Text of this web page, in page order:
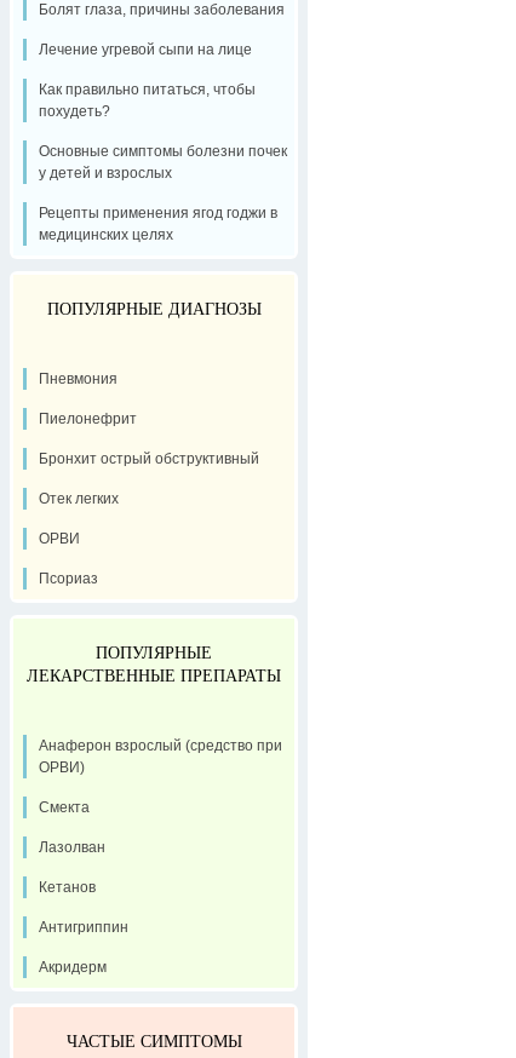
Болят глаза, причины заболевания
Лечение угревой сыпи на лице
Как правильно питаться, чтобы
похудеть?
Основные симптомы болезни почек
у детей и взрослых
Рецепты применения ягод годжи в
медицинских целях
ПОПУЛЯРНЫЕ ДИАГНОЗЫ
Пневмония
Пиелонефрит
Бронхит острый обструктивный
Отек легких
ОРВИ
Псориаз
ПОПУЛЯРНЫЕ
ЛЕКАРСТВЕННЫЕ ПРЕПАРАТЫ
Анаферон взрослый (средство при
ОРВИ)
Смекта
Лазолван
Кетанов
Антигриппин
Акридерм
ЧАСТЫЕ СИМПТОМЫ